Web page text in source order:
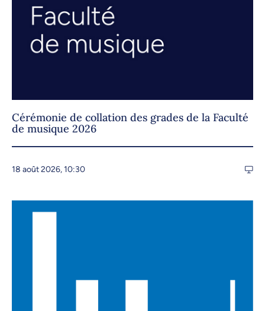
Cérémonie de collation des grades de la Faculté
de musique 2026
18 août 2026, 10:30